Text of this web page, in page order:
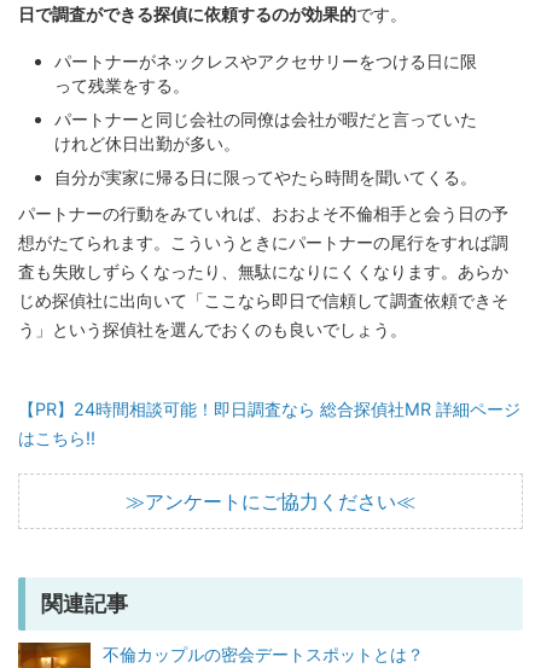
日で調査ができる探偵に依頼するのが効果的です。
パートナーがネックレスやアクセサリーをつける日に限
って残業をする。
パートナーと同じ会社の同僚は会社が暇だと言っていた
けれど休日出勤が多い。
自分が実家に帰る日に限ってやたら時間を聞いてくる。
パートナーの行動をみていれば、おおよそ不倫相手と会う日の予
想がたてられます。こういうときにパートナーの尾行をすれば調
査も失敗しずらくなったり、無駄になりにくくなります。あらか
じめ探偵社に出向いて「ここなら即日で信頼して調査依頼できそ
う」という探偵社を選んでおくのも良いでしょう。
【PR】24時間相談可能！即日調査なら 総合探偵社MR 詳細ページ
はこちら!!
≫アンケートにご協力ください≪
関連記事
不倫カップルの密会デートスポットとは？